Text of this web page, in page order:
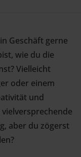
Geschäft gerne
wie du die
Vielleicht
oder einem
und
aber du zögerst